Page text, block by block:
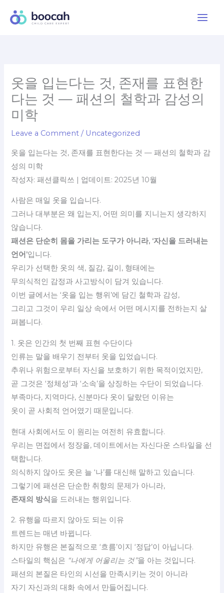
옷을 입는다는 것, 존재를 표현한
다는 것 — 패션의 철학과 감성의
미학
Leave a Comment / Uncategorized
옷을 입는다는 것, 존재를 표현한다는 것 — 패션의 철학과 감
성의 미학
작성자: 패션클릭쓰 | 업데이트: 2025년 10월
사람은 매일 옷을 입습니다.
그러나 대부분은 왜 입는지, 어떤 의미를 지니는지 생각하지
않습니다.
패션은 단순히 몸을 가리는 도구가 아니라, ‘자신을 드러내는
언어’입니다.
우리가 선택한 옷의 색, 질감, 길이, 형태에는
무의식적인 감정과 사고방식이 담겨 있습니다.
이번 글에서는 ‘옷을 입는 행위’에 담긴 철학과 감성,
그리고 그것이 우리 일상 속에서 어떤 메시지를 전하는지 살
펴봅니다.
1. 옷은 인간의 첫 번째 표현 수단이다
인류는 말을 배우기 전부터 옷을 입었습니다.
추위나 위험으로부터 자신을 보호하기 위한 목적이었지만,
곧 그것은 ‘정체성’과 ‘소속’을 상징하는 수단이 되었습니다.
부족마다, 지역마다, 신분마다 옷이 달랐던 이유는
옷이 곧 사회적 언어였기 때문입니다.
현대 사회에서도 이 원리는 여전히 유효합니다.
우리는 면접에서 정장을, 데이트에서는 자신다운 스타일을 선
택합니다.
의식하지 않아도 옷은 늘 ‘나’를 대신해 말하고 있습니다.
그렇기에 패션은 단순한 취향의 문제가 아니라,
존재의 방식을 드러내는 행위입니다.
2. 유행을 따르지 않아도 되는 이유
트렌드는 매년 바뀝니다.
하지만 유행은 본질적으로 ‘흐름’이지 ‘정답’이 아닙니다.
스타일의 핵심은 “나에게 어울리는 것”을 아는 것입니다.
패션의 본질은 타인의 시선을 만족시키는 것이 아니라
자기 자신과의 대화 속에서 만들어집니다.